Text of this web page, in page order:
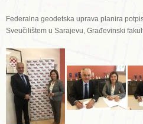
Federalna geodetska uprava planira
Sveučilištem u Sarajevu, Građevinski